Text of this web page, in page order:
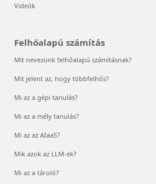
Videók
Felhőalapú számítás
Mit nevezünk felhőalapú számításnak?
Mit jelent az, hogy többfelhős?
Mi az a gépi tanulás?
Mi az a mély tanulás?
Mi az az AIaaS?
Mik azok az LLM-ek?
Mi az a tároló?